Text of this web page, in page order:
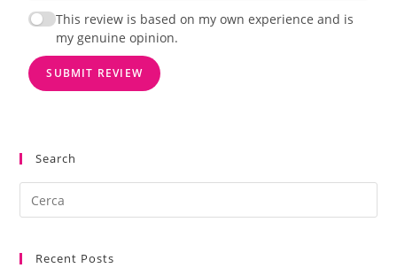
This review is based on my own experience and is
my genuine opinion.
SUBMIT REVIEW
Search
Recent Posts